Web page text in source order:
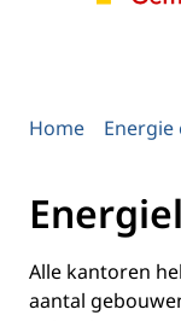
Home Energie
Alle kantoren
aantal